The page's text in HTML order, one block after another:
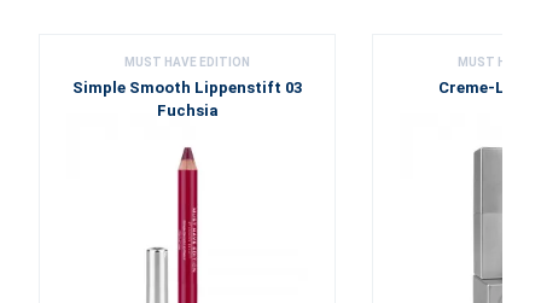
MUST HAVE EDITION
Simple Smooth Lippenstift 03
Fuchsia
MUST HAVE
Creme-